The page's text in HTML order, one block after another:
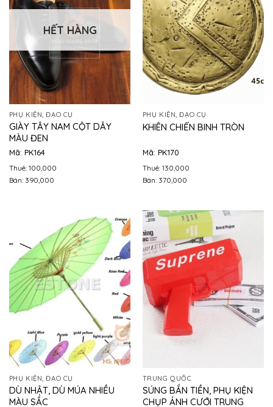
HẾT HÀNG
PHỤ KIỆN, ĐẠO CỤ
GIÀY TÂY NAM CỘT DÂY
MÀU ĐEN
Mã: PK164
Thuê: 100,000
Bán: 390,000
PHỤ KIỆN, ĐẠO CỤ
KHIÊN CHIẾN BINH TRÒN
Mã: PK170
Thuê: 130,000
Bán: 370,000
PHỤ KIỆN, ĐẠO CỤ
DÙ NHẬT, DÙ MÚA NHIỀU
MÀU SẮC
TRUNG QUỐC
SÚNG BẮN TIỀN, PHỤ KIỆN
CHỤP ẢNH CƯỚI TRUNG